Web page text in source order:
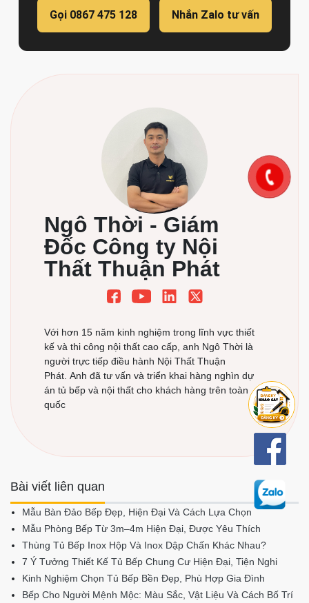
Gọi 0867 475 128 Nhắn Zalo tư vấn
Ngô Thời - Giám
Đốc Công ty Nội
Thất Thuận Phát
Với hơn 15 năm kinh nghiệm trong lĩnh vực thiết
kế và thi công nội thất cao cấp, anh Ngô Thời là
người trực tiếp điều hành Nội Thất Thuận
Phát. Anh đã tư vấn và triển khai hàng nghìn dự
án tủ bếp và nội thất cho khách hàng trên toàn
quốc
Bài viết liên quan
Mẫu Bàn Đảo Bếp Đẹp, Hiện Đại Và Cách Lựa Chọn
Mẫu Phòng Bếp Từ 3m–4m Hiện Đại, Được Yêu Thích
Thùng Tủ Bếp Inox Hộp Và Inox Dập Chấn Khác Nhau?
7 Ý Tưởng Thiết Kế Tủ Bếp Chung Cư Hiện Đại, Tiện Nghi
Kinh Nghiệm Chọn Tủ Bếp Bền Đẹp, Phù Hợp Gia Đình
Bếp Cho Người Mệnh Mộc: Màu Sắc, Vật Liệu Và Cách Bố Trí